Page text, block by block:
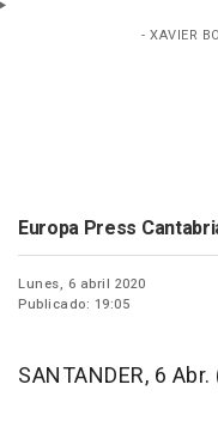
- XAVIER
Europa Press
Lunes, 6 abril 2020
Publicado: 19:05
SANTANDER, 6 Abr.